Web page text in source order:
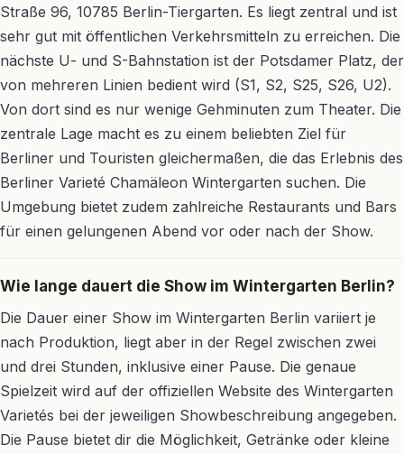
Straße 96, 10785 Berlin-Tiergarten. Es liegt zentral und ist
sehr gut mit öffentlichen Verkehrsmitteln zu erreichen. Die
nächste U- und S-Bahnstation ist der Potsdamer Platz, der
von mehreren Linien bedient wird (S1, S2, S25, S26, U2).
Von dort sind es nur wenige Gehminuten zum Theater. Die
zentrale Lage macht es zu einem beliebten Ziel für
Berliner und Touristen gleichermaßen, die das Erlebnis des
Berliner Varieté Chamäleon Wintergarten suchen. Die
Umgebung bietet zudem zahlreiche Restaurants und Bars
für einen gelungenen Abend vor oder nach der Show.
Wie lange dauert die Show im Wintergarten Berlin?
Die Dauer einer Show im Wintergarten Berlin variiert je
nach Produktion, liegt aber in der Regel zwischen zwei
und drei Stunden, inklusive einer Pause. Die genaue
Spielzeit wird auf der offiziellen Website des Wintergarten
Varietés bei der jeweiligen Showbeschreibung angegeben.
Die Pause bietet dir die Möglichkeit, Getränke oder kleine